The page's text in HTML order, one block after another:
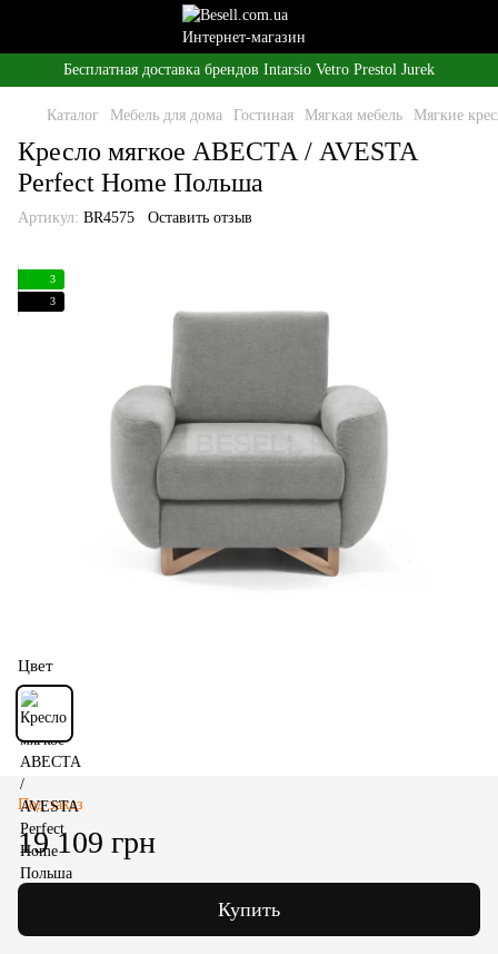
Бесплатная доставка брендов Intarsio Vetro Prestol Jurek
Каталог Мебель для дома Гостиная Мягкая мебель Мягкие
Кресло мягкое АВЕСТА / AVESTA
Perfect Home Польша
Артикул: BR4575 Оставить отзыв
3
3
Цвет
Под заказ
19 109 грн
Купить